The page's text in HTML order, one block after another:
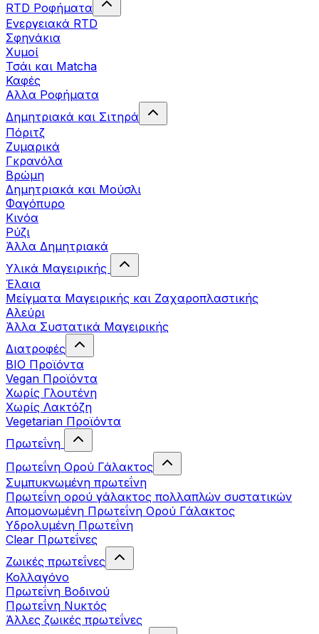
RTD Ροφήματα
Ενεργειακά RTD
Σφηνάκια
Χυμοί
Τσάι και Matcha
Καφές
Αλλα Ροφήματα
Δημητριακά και Σιτηρά
Πόριτζ
Ζυμαρικά
Γκρανόλα
Βρώμη
Δημητριακά και Μούσλι
Φαγόπυρο
Κινόα
Ρύζι
Άλλα Δημητριακά
Υλικά Μαγειρικής
Έλαια
Μείγματα Μαγειρικής και Ζαχαροπλαστικής
Αλεύρι
Άλλα Συστατικά Μαγειρικής
Διατροφές
BIO Προϊόντα
Vegan Προϊόντα
Χωρίς Γλουτένη
Χωρίς Λακτόζη
Vegetarian Προϊόντα
Πρωτεΐνη
Πρωτεΐνη Ορού Γάλακτος
Συμπυκνωμένη πρωτεΐνη
Πρωτεΐνη ορού γάλακτος πολλαπλών συστατικών
Απομονωμένη Πρωτεΐνη Ορού Γάλακτος
Υδρολυμένη Πρωτεΐνη
Clear Πρωτεΐνες
Ζωικές πρωτεΐνες
Κολλαγόνο
Πρωτεΐνη Βοδινού
Πρωτεΐνη Νυκτός
Άλλες ζωικές πρωτεΐνες